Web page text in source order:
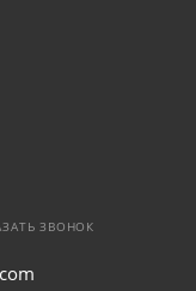
ЗВОНОК